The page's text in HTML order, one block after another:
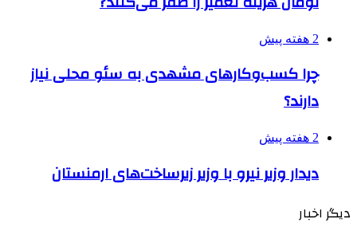
2 هفته پیش
چرا کسب‌وکارهای مشهدی به سئو محلی نیاز
دارند؟
2 هفته پیش
دیدار وزیر نیرو با وزیر زیرساخت‌های ارمنستان
دیگر اخبار